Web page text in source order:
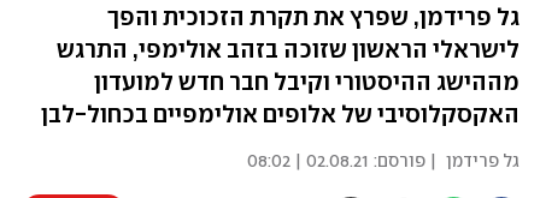
גל פרידמן, שפרץ את תקרת הזכוכית והפך
לישראלי הראשון שזוכה בזהב אולימפי, התרגש
מההישג ההיסטורי וקיבל חבר חדש למועדון
האקסקלוסיבי של אלופים אולימפיים בכחול-לבן
גל פרידמן | פורסם: 02.08.21 | 08:02